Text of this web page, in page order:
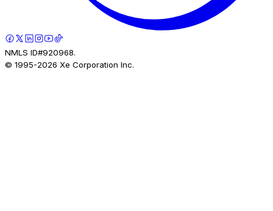
NMLS ID#920968.
© 1995-2026 Xe Corporation Inc.